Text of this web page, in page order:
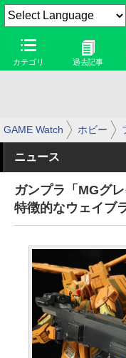
カテゴリ 過去記事
GAME Watch ホビー
ニュース
ガンプラ「MGグ
特徴的なウェイブ